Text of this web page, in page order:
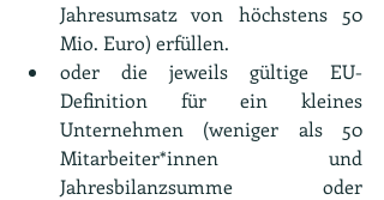
Jahresumsatz von höchstens 50
Mio. Euro) erfüllen.
oder die jeweils gültige EU-
Definition für ein kleines
Unternehmen (weniger als 50
Mitarbeiter*innen und
Jahresbilanzsumme oder